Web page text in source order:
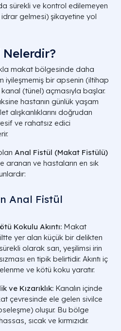
sürekli ve kontrol edilemeyen
gelmesi) şikayetine yol
makat bölgesinde daha
iyileşmemiş bir apsenin (iltihap
(tünel) açmasıyla başlar.
hastanın günlük yaşam
alışkanlıklarını doğrudan
ve rahatsız edici
Anal Fistül (Makat Fistülü)
aranan ve hastaların en sık
Anal Fistül
Kokulu Akıntı: Makat
yer alan küçük bir delikten
olarak sarı, yeşilimsi irin
en tipik belirtidir. Akıntı iç
ve kötü koku yaratır.
ve Kızarıklık: Kanalın içinde
çevresinde ele gelen sivilce
oluşur. Bu bölge
sıcak ve kırmızıdır.